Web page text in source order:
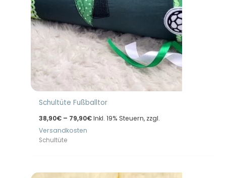
Schultüte Fußballtor
38,90€ – 79,90€Preisspanne:
Inkl. 19% Steuern, zzgl.
Versandkosten
Schultüte